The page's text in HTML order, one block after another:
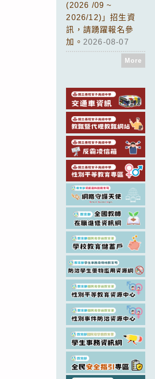
(2026 /09 ~
2026/12)」招生資
訊，請踴躍報名參
加。 2026-08-07
More